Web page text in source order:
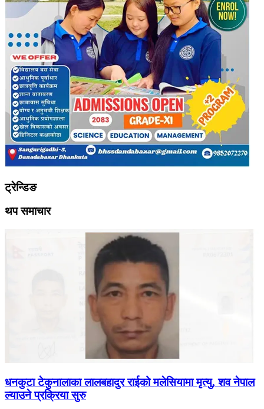
ट्रेन्डिङ
थप समाचार
धनकुटा टेकुनालाका लालबहादुर राईको मलेसियामा मृत्यु, शव नेपाल
ल्याउने प्रक्रिया सुरु